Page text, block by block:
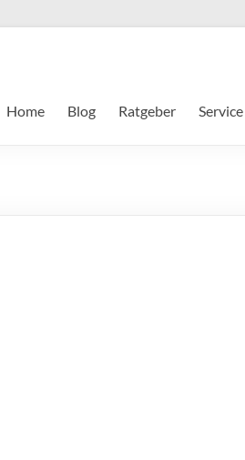
Home Blog Ratgeber Service